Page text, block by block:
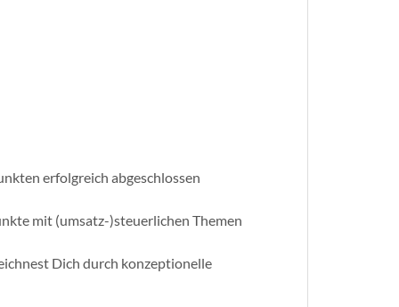
erfolgreich abgeschlossen
mit (umsatz-)steuerlichen Themen
Dich durch konzeptionelle